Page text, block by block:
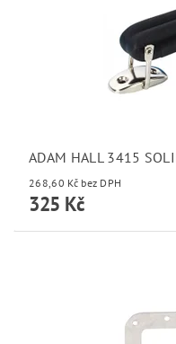
ADAM HALL 3415
268,60 Kč bez DPH
325 Kč